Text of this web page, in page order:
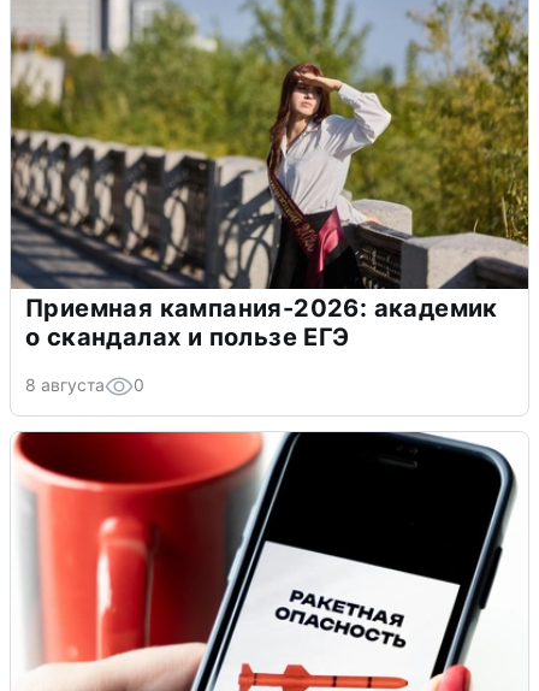
Приемная кампания-2026: академик
о скандалах и пользе ЕГЭ
8 августа 0